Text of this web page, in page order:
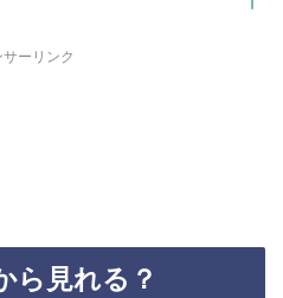
サーリンク
ら見れる？